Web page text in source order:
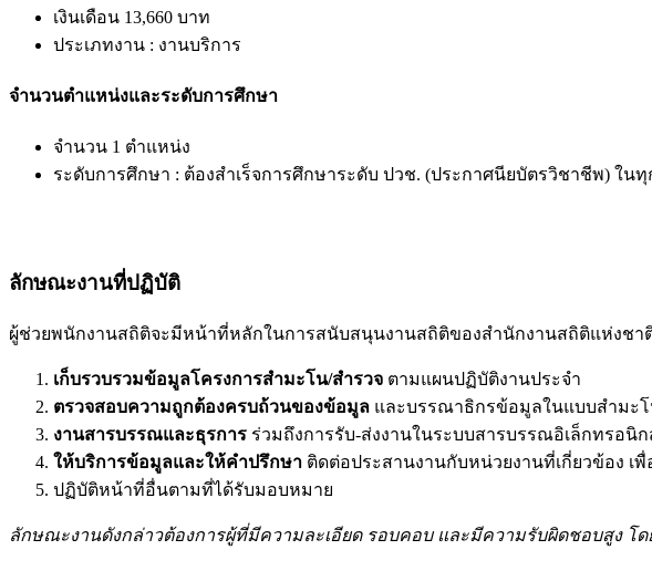
เงินเดือน 13,660 บาท
ประเภทงาน : งานบริการ
จำนวนตำแหน่งและระดับการศึกษา
จำนวน 1 ตำแหน่ง
ระดับการศึกษา : ต้องสำเร็จการศึกษาระดับ ปวช. (ประกาศนียบัตรวิชาชีพ) ใน
ลักษณะงานที่ปฏิบัติ
ผู้ช่วยพนักงานสถิติจะมีหน้าที่หลักในการสนับสนุนงานสถิติของสำนักงานสถิติแห่งชา
เก็บรวบรวมข้อมูลโครงการสำมะโน/สำรวจ ตามแผนปฏิบัติงานประจำ
ตรวจสอบความถูกต้องครบถ้วนของข้อมูล และบรรณาธิกรข้อมูลในแบบสำมะโ
งานสารบรรณและธุรการ ร่วมถึงการรับ-ส่งงานในระบบสารบรรณอิเล็กทรอนิ
ให้บริการข้อมูลและให้คำปรึกษา ติดต่อประสานงานกับหน่วยงานที่เกี่ยวข้อง เ
ปฏิบัติหน้าที่อื่นตามที่ได้รับมอบหมาย
ลักษณะงานดังกล่าวต้องการผู้ที่มีความละเอียด รอบคอบ และมีความรับผิดชอบสูง